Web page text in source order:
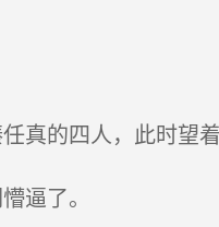
的四人，此时望
逼了。